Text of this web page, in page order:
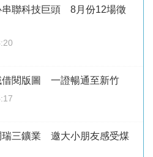
串聯科技巨頭 8月份12場徵
借閱版圖 一證暢通至新竹
瑞三鑛業 邀大小朋友感受煤